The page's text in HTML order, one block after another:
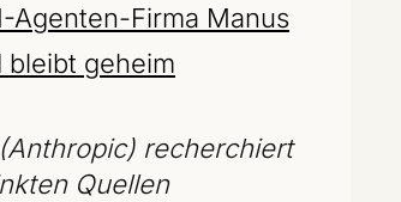
Agenten-Firma Manus
bleibt geheim
recherchiert
Quellen